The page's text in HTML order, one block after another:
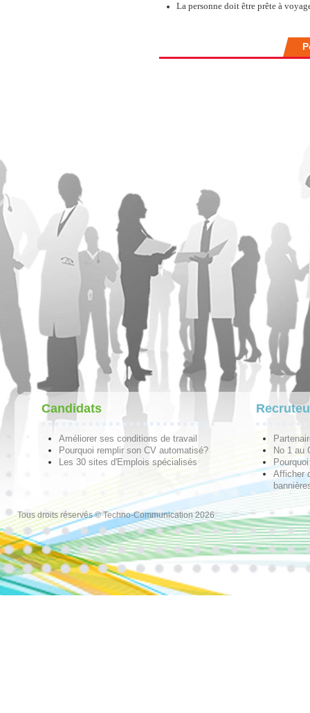
La personne doit être prête à
Candidats
Améliorer ses conditions de travail
Pourquoi remplir son CV automatisé?
Les 30 sites d'Emplois spécialisés
No 1 au
Afficher
Tous droits réservés © Techno-Communication 2026